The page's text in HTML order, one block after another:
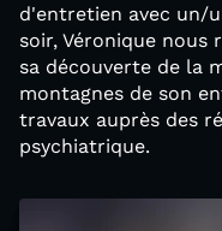
d'entretien avec un/
soir, Véronique nous
sa découverte de la
montagnes de son
travaux auprès des
psychiatrique.